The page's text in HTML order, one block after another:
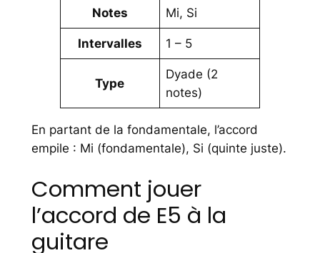
Notes Mi, Si
Intervalles 1 – 5
Type
Dyade (2
notes)
En partant de la fondamentale, l’accord
empile : Mi (fondamentale), Si (quinte juste).
Comment jouer
l’accord de E5 à la
guitare